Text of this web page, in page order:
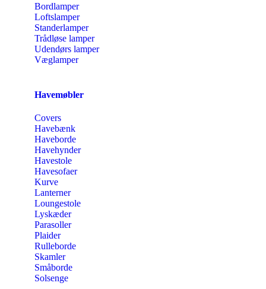
Bordlamper
Loftslamper
Standerlamper
Trådløse lamper
Udendørs lamper
Væglamper
Havemøbler
Covers
Havebænk
Haveborde
Havehynder
Havestole
Havesofaer
Kurve
Lanterner
Loungestole
Lyskæder
Parasoller
Plaider
Rulleborde
Skamler
Småborde
Solsenge